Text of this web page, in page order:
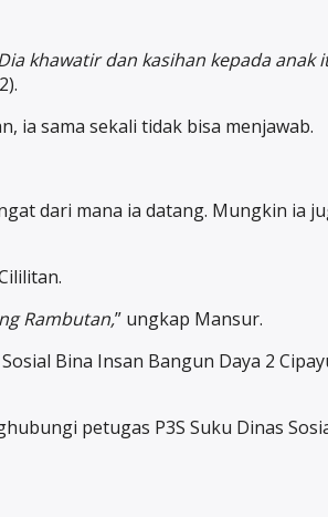
khawatir dan kasihan kepada anak
ia sama sekali tidak bisa menjawab.
dari mana ia datang. Mungkin ia
Rambutan,” ungkap Mansur.
Bina Insan Bangun Daya 2
petugas P3S Suku Dinas